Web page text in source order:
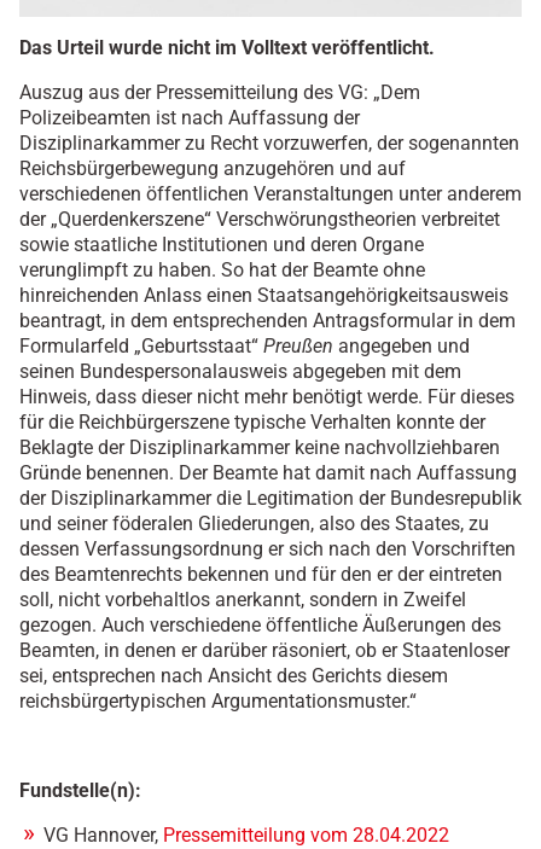
Das Urteil wurde nicht im Volltext veröffentlicht.
Auszug aus der Pressemitteilung des VG: „Dem
Polizeibeamten ist nach Auffassung der
Disziplinarkammer zu Recht vorzuwerfen, der sogenannten
Reichsbürgerbewegung anzugehören und auf
verschiedenen öffentlichen Veranstaltungen unter anderem
der „Querdenkerszene“ Verschwörungstheorien verbreitet
sowie staatliche Institutionen und deren Organe
verunglimpft zu haben. So hat der Beamte ohne
hinreichenden Anlass einen Staatsangehörigkeitsausweis
beantragt, in dem entsprechenden Antragsformular in dem
Formularfeld „Geburtsstaat“ Preußen angegeben und
seinen Bundespersonalausweis abgegeben mit dem
Hinweis, dass dieser nicht mehr benötigt werde. Für dieses
für die Reichbürgerszene typische Verhalten konnte der
Beklagte der Disziplinarkammer keine nachvollziehbaren
Gründe benennen. Der Beamte hat damit nach Auffassung
der Disziplinarkammer die Legitimation der Bundesrepublik
und seiner föderalen Gliederungen, also des Staates, zu
dessen Verfassungsordnung er sich nach den Vorschriften
des Beamtenrechts bekennen und für den er der eintreten
soll, nicht vorbehaltlos anerkannt, sondern in Zweifel
gezogen. Auch verschiedene öffentliche Äußerungen des
Beamten, in denen er darüber räsoniert, ob er Staatenloser
sei, entsprechen nach Ansicht des Gerichts diesem
reichsbürgertypischen Argumentationsmuster.“
Fundstelle(n):
VG Hannover, Pressemitteilung vom 28.04.2022